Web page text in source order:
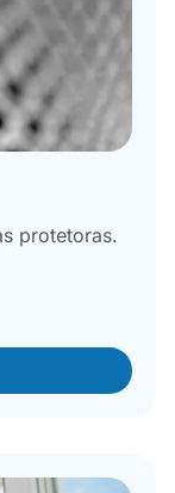
protetoras.